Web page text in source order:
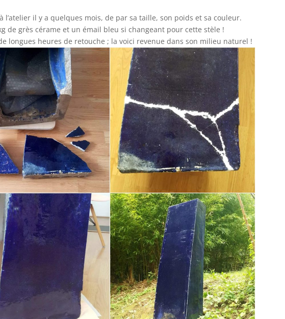
l’atelier il y a quelques mois, de par sa taille, son poids et sa couleur.
de grès cérame et un émail bleu si changeant pour cette stèle !
longues heures de retouche ; la voici revenue dans son milieu naturel !